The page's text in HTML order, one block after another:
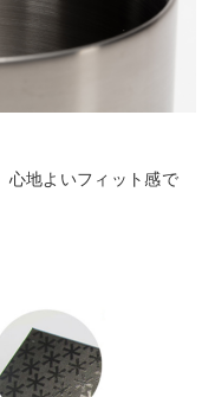
心地よいフィット感で